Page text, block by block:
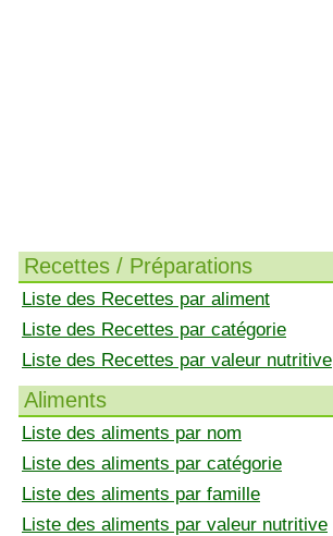
Recettes / Préparations
Liste des Recettes par aliment
Liste des Recettes par catégorie
Liste des Recettes par valeur nutritive
Aliments
Liste des aliments par nom
Liste des aliments par catégorie
Liste des aliments par famille
Liste des aliments par valeur nutritive